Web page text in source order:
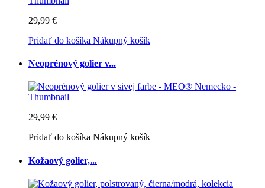
29,99 €
Pridať do košíka Nákupný košík
Neoprénový golier v...
29,99 €
Pridať do košíka Nákupný košík
Kožaový golier,...